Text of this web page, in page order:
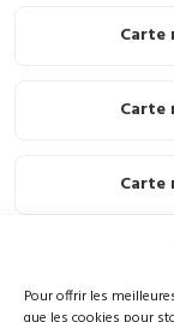
Pour offrir les
Carte
Carte
Carte
210, rue